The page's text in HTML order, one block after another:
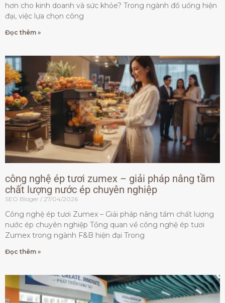
hơn cho kinh doanh và sức khỏe? Trong ngành đồ uống hiện
đại, việc lựa chọn công
Đọc thêm »
công nghệ ép tươi zumex – giải pháp nâng tầm
chất lượng nước ép chuyên nghiệp
SEO Bloger 27/04/2026
Công nghệ ép tươi Zumex – Giải pháp nâng tầm chất lượng
nước ép chuyên nghiệp Tổng quan về công nghệ ép tươi
Zumex trong ngành F&B hiện đại Trong
Đọc thêm »